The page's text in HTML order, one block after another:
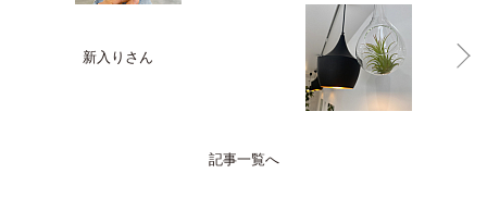
新入りさん
記事一覧へ